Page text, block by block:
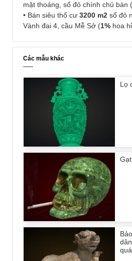
mặt thoáng, sổ đỏ chính chủ bán (
• Bán siêu thổ cư 3200 m2 sổ đỏ
Vành đai 4, cầu Mễ Sở (1% hoa
Các mẫu khác
Lọ